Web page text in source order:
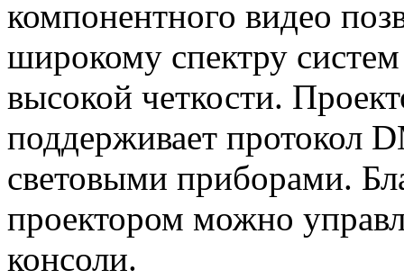
компонентного видео
широкому спектру
высокой четкости.
поддерживает протокол
световыми приборами.
проектором можно
консоли.